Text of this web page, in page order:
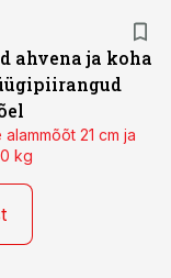
ahvena ja koha
21 cm ja
kg